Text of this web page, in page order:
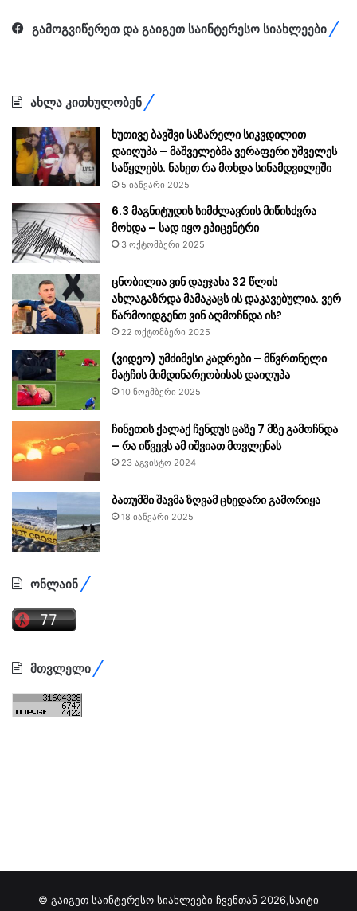
გამოგვიწერეთ და გაიგეთ საინტერესო სიახლეები
ახლა კითხულობენ
ხუთივე ბავშვი საზარელი სიკვდილით
დაიღუპა – მაშველებმა ვერაფერი უშველეს
საწყლებს. ნახეთ რა მოხდა სინამდვილეში
5 იანვარი 2025
6.3 მაგნიტუდის სიმძლავრის მიწისძვრა
მოხდა – სად იყო ეპიცენტრი
3 ოქტომბერი 2025
ცნობილია ვინ დაეჯახა 32 წლის
ახლაგაზრდა მამაკაცს ის დაკავებულია. ვერ
წარმოიდგენთ ვინ აღმოჩნდა ის?
22 ოქტომბერი 2025
(ვიდეო) უმძიმესი კადრები – მწვრთნელი
მატჩის მიმდინარეობისას დაიღუპა
10 ნოემბერი 2025
ჩინეთის ქალაქ ჩენდუს ცაზე 7 მზე გამოჩნდა
– რა იწვევს ამ იშვიათ მოვლენას
23 აგვისტო 2024
ბათუმში შავმა ზღვამ ცხედარი გამორიყა
18 იანვარი 2025
ონლაინ
მთვლელი
© გაიგეთ საინტერესო სიახლეები ჩვენთან 2026,საიტი